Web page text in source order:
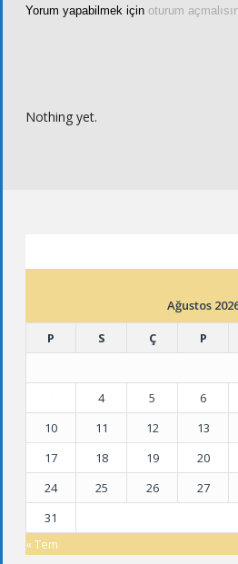
Yorum yapabilmek için oturum
Nothing yet.
Ağustos
P
S Ç P
4 5 6
10
11 12 13
17
18 19 20
24
25 26 27
31
« Tem